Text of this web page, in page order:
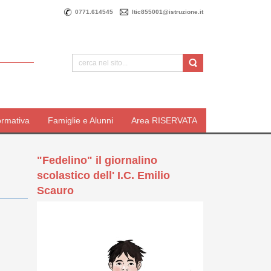
0771.614545 ltic855001@istruzione.it
Famiglie e Alunni Area RISERVATA
"Fedelino" il giornalino
scolastico dell' I.C. Emilio
Scauro